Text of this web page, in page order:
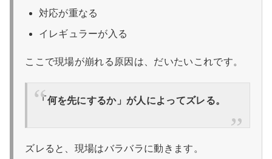
対応が重なる
イレギュラーが入る
ここで現場が崩れる原因は、だいたいこれです。
「何を先にするか」が人によってズレる。
ズレると、現場はバラバラに動きます。